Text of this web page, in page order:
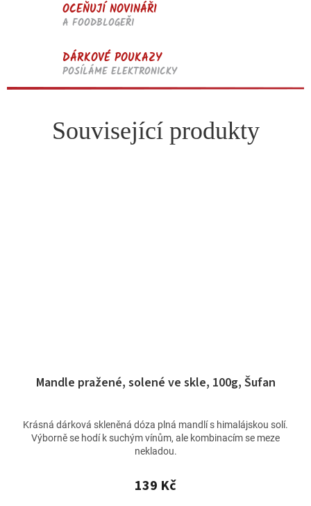
OCEŇUJÍ NOVINÁŘI
A FOODBLOGEŘI
DÁRKOVÉ POUKAZY
POSÍLÁME ELEKTRONICKY
Související produkty
Mandle pražené, solené ve skle, 100g, Šufan
139 Kč
Krásná dárková skleněná dóza plná mandlí s himalájskou solí.
Výborně se hodí k suchým vínům, ale kombinacím se meze
nekladou.